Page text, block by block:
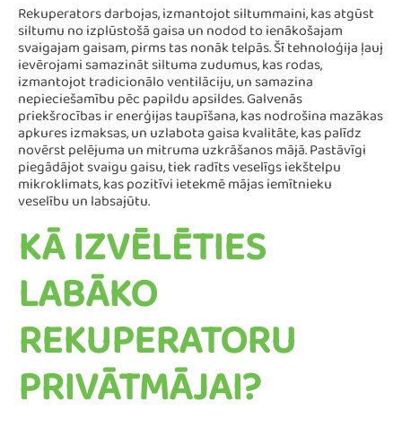
Rekuperators darbojas, izmantojot siltummaini, kas atgūst
siltumu no izplūstošā gaisa un nodod to ienākošajam
svaigajam gaisam, pirms tas nonāk telpās. Šī tehnoloģija ļauj
ievērojami samazināt siltuma zudumus, kas rodas,
izmantojot tradicionālo ventilāciju, un samazina
nepieciešamību pēc papildu apsildes. Galvenās
priekšrocības ir enerģijas taupīšana, kas nodrošina mazākas
apkures izmaksas, un uzlabota gaisa kvalitāte, kas palīdz
novērst pelējuma un mitruma uzkrāšanos mājā. Pastāvīgi
piegādājot svaigu gaisu, tiek radīts veselīgs iekštelpu
mikroklimats, kas pozitīvi ietekmē mājas iemītnieku
veselību un labsajūtu​​.
KĀ IZVĒLĒTIES
LABĀKO
REKUPERATORU
PRIVĀTMĀJAI?